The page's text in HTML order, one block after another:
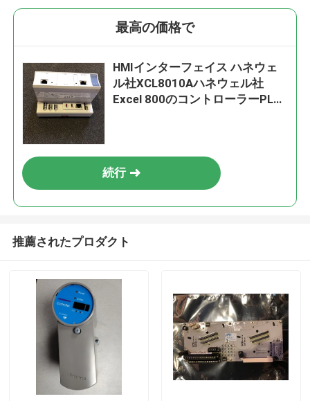
最高の価格で
HMIインターフェイス ハネウェ
ル社XCL8010Aハネウェル社
Excel 800のコントローラーPLC
続行
推薦されたプロダクト